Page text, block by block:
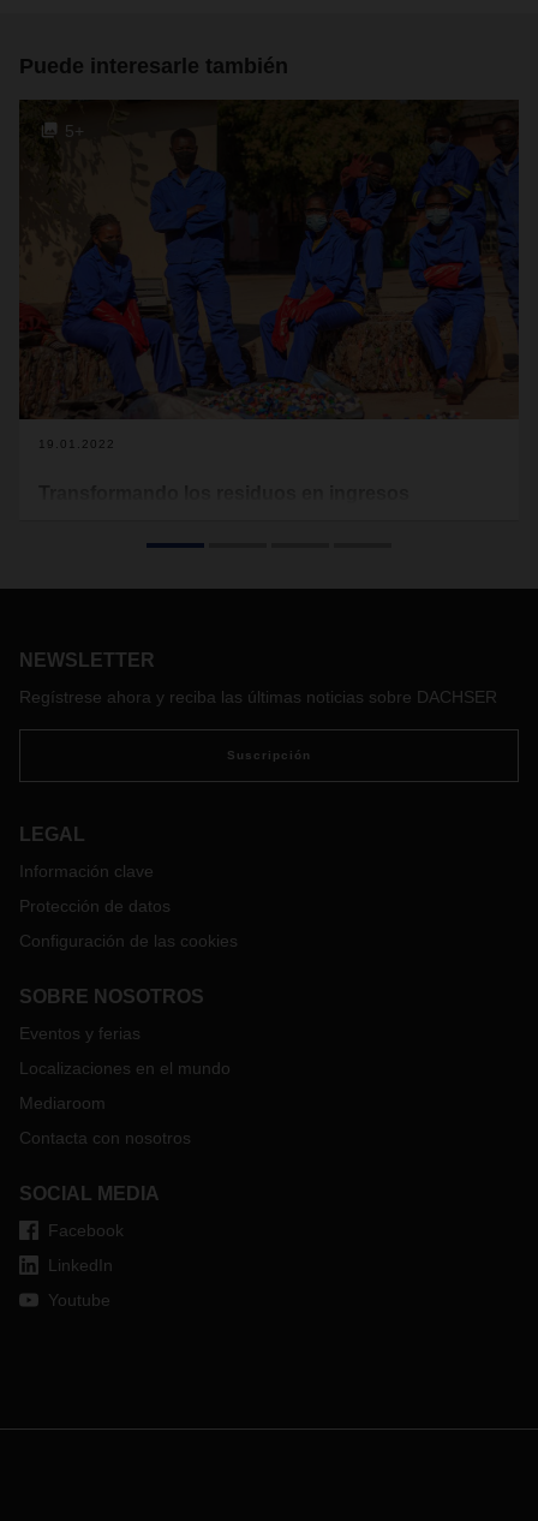
Puede interesarle también
5+
19.01.2022
los depósitos de reciclaje alemanes y regresó a casa listo
la creación del sistema de reciclaje junto con la organización
internacional de ayuda a la infancia: terre des hommes.
NEWSLETTER
Regístrese ahora y reciba las últimas noticias sobre DACHSER
Suscripción
LEGAL
Información clave
Protección de datos
Configuración de las cookies
SOBRE NOSOTROS
Eventos y ferias
Localizaciones en el mundo
Mediaroom
Contacta con nosotros
SOCIAL MEDIA
Facebook
LinkedIn
Youtube